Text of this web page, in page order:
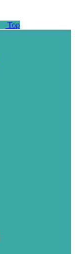
Top